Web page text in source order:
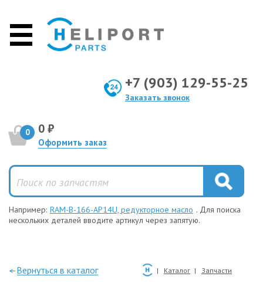
+7 (903) 129-55-25
Заказать звонок
0 0 ₽
Оформить заказ
Например: RAM-B-166-AP14U, редукторное масло . Для поиска
нескольких деталей вводите артикул через запятую.
—Вернуться в каталог Каталог Запчасти